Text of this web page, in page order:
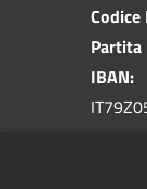
Codice
Partita
IBAN: